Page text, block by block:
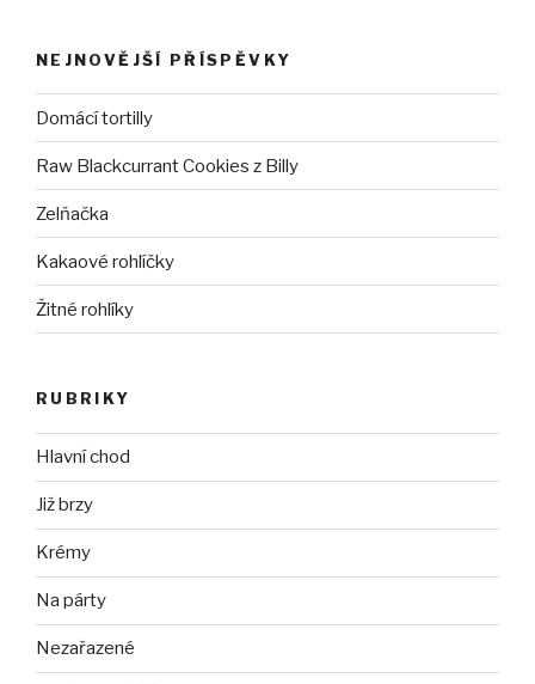
NEJNOVĚJŠÍ PŘÍSPĚVKY
Domácí tortilly
Raw Blackcurrant Cookies z Billy
Zelňačka
Kakaové rohlíčky
Žitné rohlíky
RUBRIKY
Hlavní chod
Již brzy
Krémy
Na párty
Nezařazené